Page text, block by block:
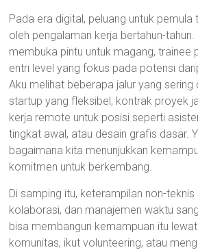
Pada era digital, peluang untuk
oleh pengalaman kerja bertahun-
membuka pintu untuk magang, trainee
entri level yang fokus pada potensi
Aku melihat beberapa jalur yang sering
startup yang fleksibel, kontrak proyek
kerja remote untuk posisi seperti
tingkat awal, atau desain grafis dasar.
bagaimana kita menunjukkan
komitmen untuk berkembang.
Di samping itu, keterampilan non-
kolaborasi, dan manajemen waktu
bisa membangun kemampuan itu
komunitas, ikut volunteering, atau